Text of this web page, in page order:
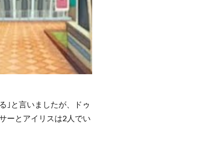
｣と言いましたが、ドゥ
ーとアイリスは2人でい